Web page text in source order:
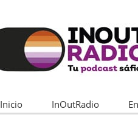
Inicio InOutRadio